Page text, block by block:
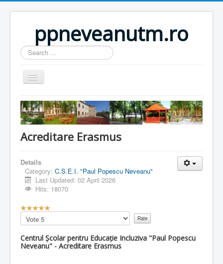
ppneveanutm.ro
Search
...
Home
Resurse
Publicatii
Galerie foto
Activitati
Anunturi
Contact
Acreditare Erasmus
Details
Category: C.S.E.I. "Paul Popescu Neveanu"
Last Updated: 02 April 2026
Hits: 18070
U
s
e
r
R
a
Please
Rate
Centrul Școlar pentru Educație Incluziva "Paul Popescu
Neveanu" - Acreditare Erasmus